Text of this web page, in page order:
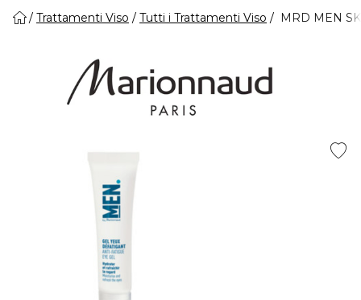
Trattamenti Viso Tutti i Trattamenti Viso MRD MEN